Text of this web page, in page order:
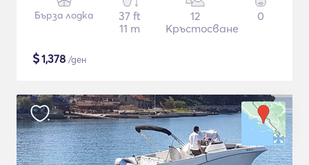
Бърза лодка
37 ft
11 m
12
Кръстосване
0
$1,378 /ден